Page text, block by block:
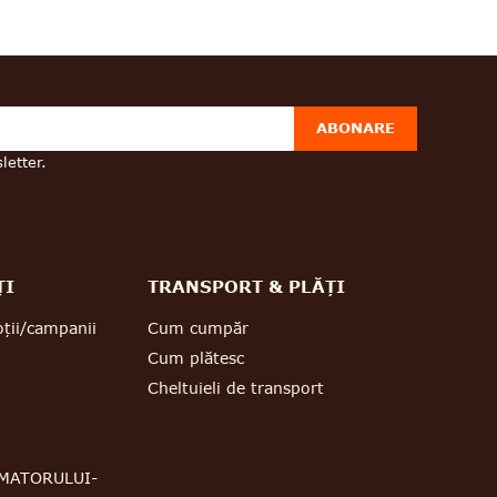
ABONARE
campanii
TRANSPORT & PLĂȚI
Cum cumpăr
Cum plătesc
Cheltuieli de transport